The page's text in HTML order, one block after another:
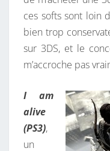
ces softs sont loin
bien trop
sur 3DS, et le
m’accroche pas
I am
alive
(PS3),
un